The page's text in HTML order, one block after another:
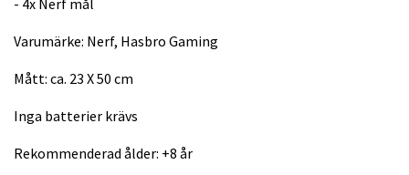
- 4x Nerf mål
Varumärke: Nerf, Hasbro Gaming
Mått: ca. 23 X 50 cm
Inga batterier krävs
Rekommenderad ålder: +8 år